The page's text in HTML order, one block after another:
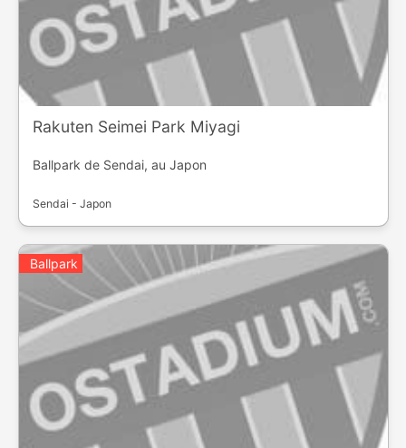
Rakuten Seimei Park Miyagi
Ballpark de Sendai, au Japon
Sendai - Japon
Ballpark